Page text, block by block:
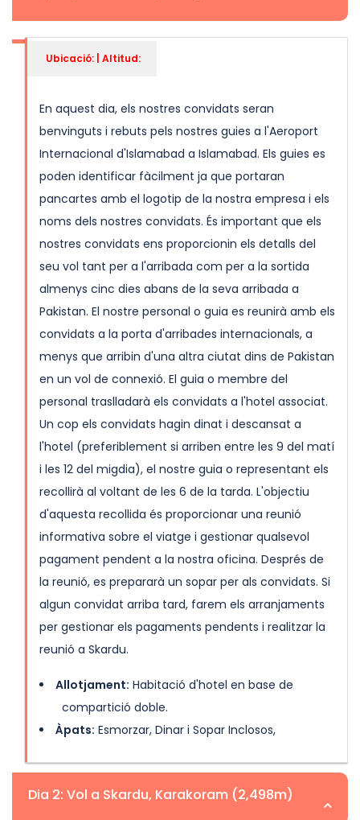
Ubicació: | Altitud:
En aquest dia, els nostres convidats seran
benvinguts i rebuts pels nostres guies a l'Aeroport
Internacional d'Islamabad a Islamabad. Els guies es
poden identificar fàcilment ja que portaran
pancartes amb el logotip de la nostra empresa i els
noms dels nostres convidats. És important que els
nostres convidats ens proporcionin els detalls del
seu vol tant per a l'arribada com per a la sortida
almenys cinc dies abans de la seva arribada a
Pakistan. El nostre personal o guia es reunirà amb els
convidats a la porta d'arribades internacionals, a
menys que arribin d'una altra ciutat dins de Pakistan
en un vol de connexió. El guia o membre del
personal traslladarà els convidats a l'hotel associat.
Un cop els convidats hagin dinat i descansat a
l'hotel (preferiblement si arriben entre les 9 del matí
i les 12 del migdia), el nostre guia o representant els
recollirà al voltant de les 6 de la tarda. L'objectiu
d'aquesta recollida és proporcionar una reunió
informativa sobre el viatge i gestionar qualsevol
pagament pendent a la nostra oficina. Després de
la reunió, es prepararà un sopar per als convidats. Si
algun convidat arriba tard, farem els arranjaments
per gestionar els pagaments pendents i realitzar la
reunió a Skardu.
Allotjament: Habitació d'hotel en base de
compartició doble.
Àpats: Esmorzar, Dinar i Sopar Inclosos,
Dia 2: Vol a Skardu, Karakoram (2,498m)